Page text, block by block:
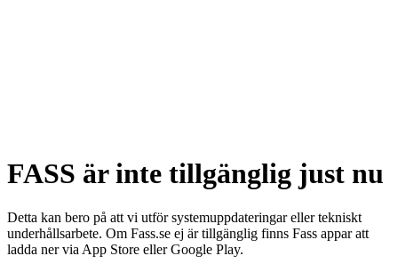
FASS är inte tillgänglig just nu
Detta kan bero på att vi utför systemuppdateringar eller tekniskt
underhållsarbete. Om Fass.se ej är tillgänglig finns Fass appar att
ladda ner via App Store eller Google Play.